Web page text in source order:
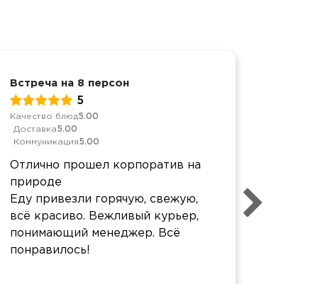
Встреча на 8 персон
5
Качество блюд5.00
Доставка5.00
Коммуникация5.00
Отлично прошел корпоратив на
природе
Еду привезли горячую, свежую,
всё красиво. Вежливый курьер,
понимающий менеджер. Всё
понравилось!